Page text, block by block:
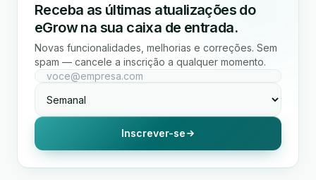
Receba as últimas atualizações do
eGrow na sua caixa de entrada.
Novas funcionalidades, melhorias e correções. Sem
spam — cancele a inscrição a qualquer momento.
Inscrever-se